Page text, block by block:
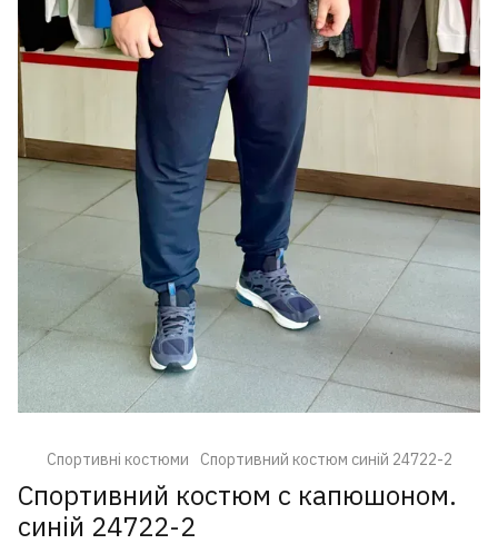
Спортивні костюми Спортивний костюм синій 24722-2
Спортивний костюм с капюшоном.
cиній 24722-2